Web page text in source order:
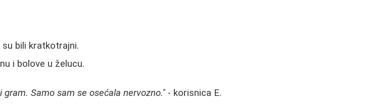
bili kratkotrajni.
i bolove u želucu.
Samo sam se osećala nervozno." - korisnica E.